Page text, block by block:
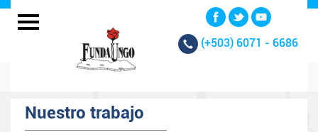
(+503) 6071 - 6686
Nuestro trabajo